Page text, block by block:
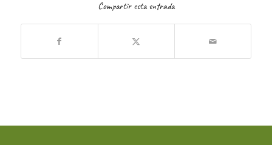
Compartir esta entrada